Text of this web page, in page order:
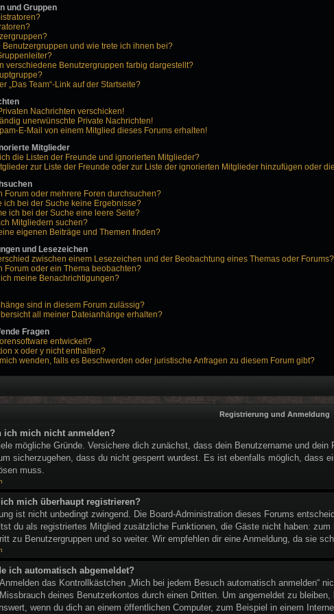
und Gruppen
Benutzergruppen und wie trete ich ihnen bei?
verschiedene Benutzergruppen farbig dargestellt?
„Das Team“-Link auf der Startseite?
Nachrichten verschicken!
unerwünschte Private Nachrichten!
E-Mail von einem Mitglied dieses Forums erhalten!
Mitglieder
die Listen der Freunde und ignorierten Mitglieder?
zur Liste der Freunde oder zur Liste der ignorierten Mitglieder hinzufügen oder
Forum oder mehrere Foren durchsuchen?
ich bei der Suche keine Ergebnisse?
ich bei der Suche eine leere Seite?
Mitgliedern suchen?
eigenen Beiträge und Themen finden?
und Lesezeichen
zwischen einem Lesezeichen und der Beobachtung eines Themas oder Forums?
Forum oder ein Thema beobachten?
meine Benachrichtigungen?
sind in diesem Forum zulässig?
all meiner Dateianhänge erhalten?
Fragen
entwickelt?
x oder y nicht enthalten?
wenden, falls es Beschwerden oder juristische Anfragen zu diesem Forum gibt?
Registrierung und Anmeldung
ich mich nicht anmelden?
mögliche Gründe. Versichere dich zunächst, dass dein Benutzername und
sicherzugehen, dass du nicht gesperrt wurdest. Es ist ebenfalls möglich, dass
muss.
mich überhaupt registrieren?
ist nicht unbedingt zwingend. Die Board-Administration dieses Forums
du als registriertes Mitglied zusätzliche Funktionen, die Gäste nicht haben:
zu Benutzergruppen und so weiter. Wir empfehlen dir eine Anmeldung, da sie
ich automatisch abgemeldet?
das Kontrollkästchen „Mich bei jedem Besuch automatisch anmelden“
deines Benutzerkontos durch einen Dritten. Um angemeldet zu
wenn du dich an einem öffentlichen Computer, zum Beispiel in einem